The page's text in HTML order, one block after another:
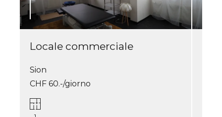
Locale commerciale
Sion
CHF 60.-/giorno